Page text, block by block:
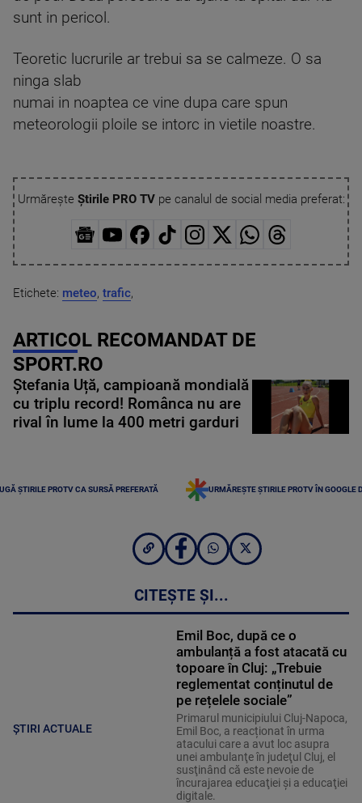
sunt in pericol.
Teoretic lucrurile ar trebui sa se calmeze. O sa
ninga slab
numai in noaptea ce vine dupa care spun
meteorologii ploile se intorc in vietile noastre.
Urmărește Știrile PRO TVpe canalul de social media preferat:
Etichete: meteo, trafic,
ARTICOL RECOMANDAT DE
SPORT.RO
Ștefania Uță, campioană mondială
cu triplu record! Românca nu are
rival în lume la 400 metri garduri
ȘTIRILE PROTV CA SURSĂ PREFERATĂ URMĂREȘTE ȘTIRILE PROTV ÎN GOOGLE
CITEȘTE ȘI...
ȘTIRI ACTUALE
Emil Boc, după ce o
ambulanță a fost atacată cu
topoare în Cluj: „Trebuie
reglementat conținutul de
pe rețelele sociale”
Primarul municipiului Cluj-Napoca,
Emil Boc, a reacționat în urma
atacului care a avut loc asupra
unei ambulanţe în judeţul Cluj, el
susţinând că este nevoie de
încurajarea educaţiei şi a educaţiei
digitale.